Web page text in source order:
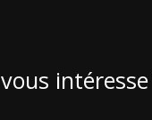
vous intéresse